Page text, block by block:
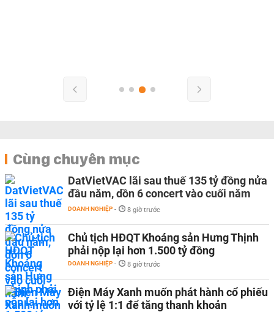
Cùng chuyên mục
DatVietVAC lãi sau thuế 135 tỷ đồng nửa
đầu năm, dồn 6 concert vào cuối năm
DOANH NGHIỆP - 8 giờ trước
Chủ tịch HĐQT Khoáng sản Hưng Thịnh
phải nộp lại hơn 1.500 tỷ đồng
DOANH NGHIỆP - 8 giờ trước
Điện Máy Xanh muốn phát hành cổ phiếu
với tỷ lệ 1:1 để tăng thanh khoản